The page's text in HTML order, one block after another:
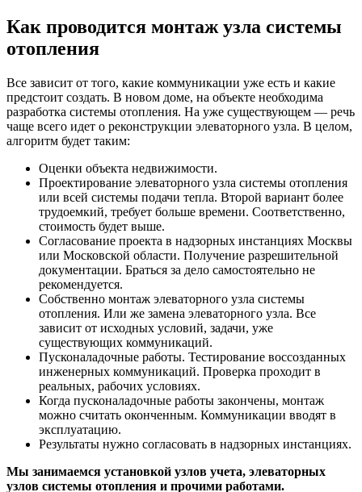
Как проводится монтаж узла системы
отопления
Все зависит от того, какие коммуникации уже есть и какие
предстоит создать. В новом доме, на объекте необходима
разработка системы отопления. На уже существующем — речь
чаще всего идет о реконструкции элеваторного узла. В целом,
алгоритм будет таким:
Оценки объекта недвижимости.
Проектирование элеваторного узла системы отопления
или всей системы подачи тепла. Второй вариант более
трудоемкий, требует больше времени. Соответственно,
стоимость будет выше.
Согласование проекта в надзорных инстанциях Москвы
или Московской области. Получение разрешительной
документации. Браться за дело самостоятельно не
рекомендуется.
Собственно монтаж элеваторного узла системы
отопления. Или же замена элеваторного узла. Все
зависит от исходных условий, задачи, уже
существующих коммуникаций.
Пусконаладочные работы. Тестирование воссозданных
инженерных коммуникаций. Проверка проходит в
реальных, рабочих условиях.
Когда пусконаладочные работы закончены, монтаж
можно считать оконченным. Коммуникации вводят в
эксплуатацию.
Результаты нужно согласовать в надзорных инстанциях.
Мы занимаемся установкой узлов учета, элеваторных
узлов системы отопления и прочими работами.